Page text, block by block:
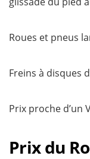
Roues et pneus
Freins à disques
Prix proche d’un
Prix du